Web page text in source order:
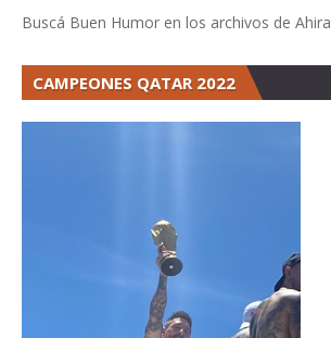
Buscá Buen Humor en los archivos de Ahira
CAMPEONES QATAR 2022